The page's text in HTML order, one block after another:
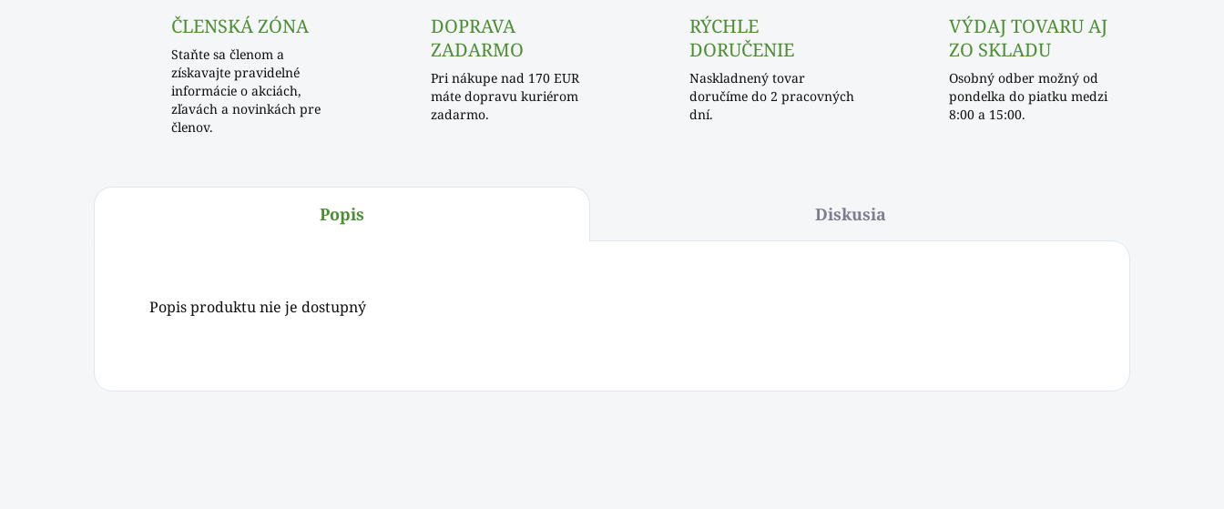
ČLENSKÁ ZÓNA
Staňte sa členom a
získavajte pravidelné
informácie o akciách,
zľavách a novinkách pre
členov.
DOPRAVA
ZADARMO
Pri nákupe nad 170 EUR
máte dopravu kuriérom
zadarmo.
RÝCHLE
DORUČENIE
Naskladnený tovar
doručíme do 2 pracovných
dní.
VÝDAJ TOVARU AJ
ZO SKLADU
Osobný odber možný od
pondelka do piatku medzi
8:00 a 15:00.
Popis Diskusia
Popis produktu nie je dostupný